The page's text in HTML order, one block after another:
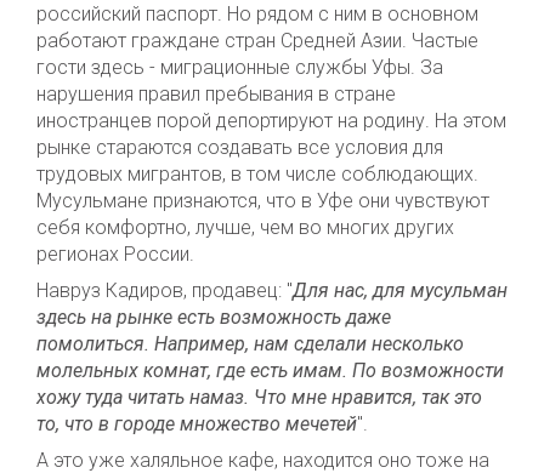
российский паспорт . Но рядом с ним в основном
работают граждане стран Средней Азии. Частые
гости здесь - миграционные службы Уфы. За
нарушения правил пребывания в стране
иностранцев порой депортируют на родину. На этом
рынке стараются создавать все условия для
трудовых мигрантов, в том числе соблюдающих.
Мусульмане признаются, что в Уфе они чувствуют
себя комфортно, лучше, чем во многих других
регионах России
Навруз Кадиров, продавец: "Для нас, для мусульман
здесь на рынке есть возможность даже
помолиться. Например, нам сделали несколько
молельных комнат, где есть имам. По возможности
хожу туда читать намаз. Что мне нравится, так это
то, что в городе множество мечетей".
А это уже халяльное кафе, находится оно тоже на